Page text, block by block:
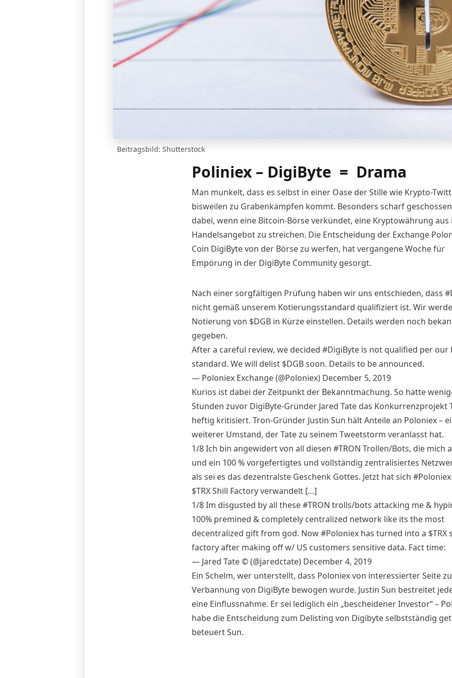
Beitragsbild: Shutterstock
Poliniex – DigiByte = Drama
Man munkelt, dass es selbst in einer Oase der Stille wie Krypto-
bisweilen zu Grabenkämpfen kommt. Besonders scharf
dabei, wenn eine Bitcoin-Börse verkündet, eine Kryptowährung aus
Handelsangebot zu streichen. Die Entscheidung der Exchange
Coin DigiByte von der Börse zu werfen, hat vergangene Woche für
Empörung in der DigiByte Community gesorgt.
Nach einer sorgfältigen Prüfung haben wir uns entschieden, dass
nicht gemäß unserem Kotierungsstandard qualifiziert ist. Wir
Notierung von $DGB in Kürze einstellen. Details werden noch
gegeben.
After a careful review, we decided #DigiByteis not qualified per our
standard. We will delist $DGBsoon. Details to be announced.
— Poloniex Exchange (@Poloniex) December 5, 2019
Kurios ist dabei der Zeitpunkt der Bekanntmachung. So hatte
Stunden zuvor DigiByte-Gründer Jared Tate das Konkurrenzprojekt
heftig kritisiert. Tron-Gründer Justin Sun hält Anteile an Poloniex –
weiterer Umstand, der Tate zu seinem Tweetstorm veranlasst hat.
1/8 Ich bin angewidert von all diesen #TRON Trollen/Bots, die mich
und ein 100 % vorgefertigtes und vollständig zentralisiertes
als sei es das dezentralste Geschenk Gottes. Jetzt hat sich
$TRX Shill Factory verwandelt […]
1/8 Im disgusted by all these#TRON trolls/bots attacking me &
100% premined & completely centralized network like its the most
decentralized gift from god. Now#Poloniexhas turned into a $TRX
factory after making off w/ US customers sensitive data. Fact time:
— Jared Tate ©️ (@jaredctate) December 4, 2019
Ein Schelm, wer unterstellt, dass Poloniex von interessierter Seite
Verbannung von DigiByte bewogen wurde. Justin Sun bestreitet
eine Einflussnahme. Er sei lediglich ein „bescheidener Investor“ –
habe die Entscheidung zum Delisting von Digibyte selbstständig
beteuertSun.